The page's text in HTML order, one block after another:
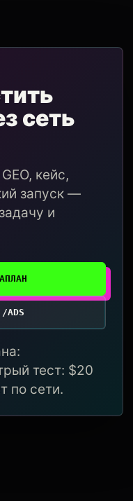
сеть
кейс,
запуск —
и
ADS
тест: $20
по сети.